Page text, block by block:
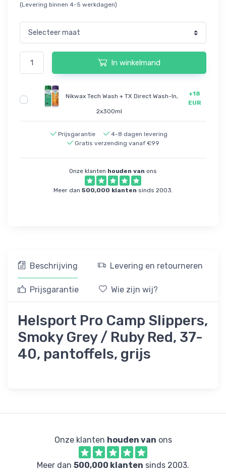
(Levering binnen 4-5 werkdagen)
In winkelmand
Nikwax Tech Wash + TX Direct Wash-In,
2x300ml
+18
EUR
Prijsgarantie
4-8 dagen levering
Gratis verzending vanaf €99
Onze klanten houden van ons
Meer dan 500,000 klanten sinds 2003.
Beschrijving Levering en retourneren
Prijsgarantie Wie zijn wij?
Helsport Pro Camp Slippers,
Smoky Grey / Ruby Red, 37-
40, pantoffels, grijs
Onze klanten houden van ons
Meer dan 500,000 klanten sinds 2003.